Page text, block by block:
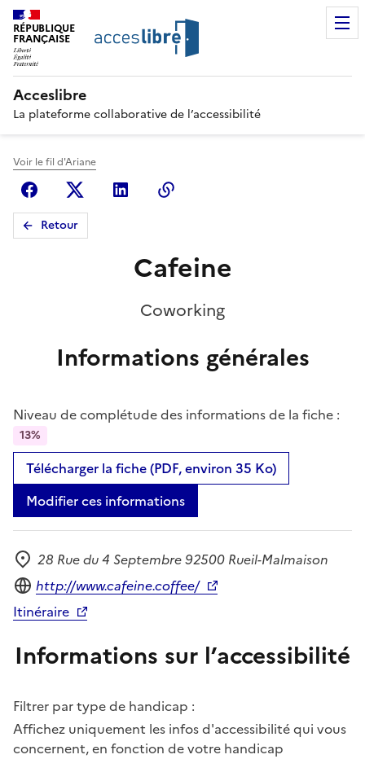
RÉPUBLIQUE
FRANÇAISE
Acceslibre
La plateforme collaborative de l’accessibilité
Voir le fil d'Ariane
FacebookX (anciennement Twitter)
Linkedin
Retour
Cafeine
Coworking
Informations générales
Niveau de complétude des informations de la fiche :
13%
Télécharger la fiche (PDF, environ 35 Ko)
Modifier ces informations
Adresse
28 Rue du 4 Septembre 92500 Rueil-Malmaison
Site internet
http://www.cafeine.coffee/
Itinéraire
Informations sur l’accessibilité
Filtrer par type de handicap :
Affichez uniquement les infos d'accessibilité qui vous
concernent, en fonction de votre handicap